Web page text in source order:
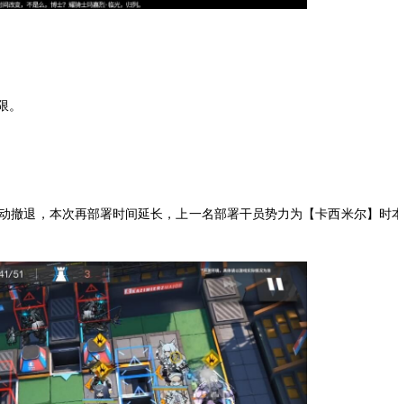
。
撤退，本次再部署时间延长，上一名部署干员势力为【卡西米尔】时